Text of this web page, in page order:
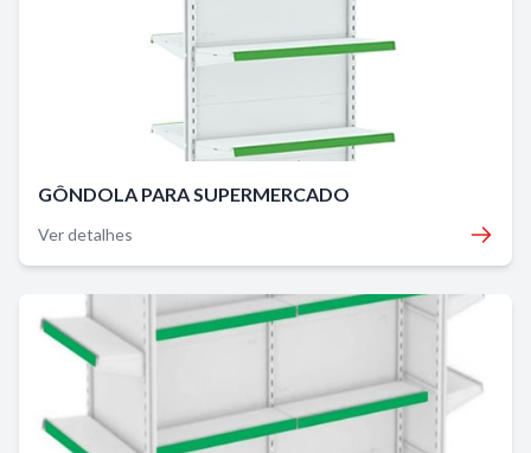
GÔNDOLA PARA SUPERMERCADO
Ver detalhes